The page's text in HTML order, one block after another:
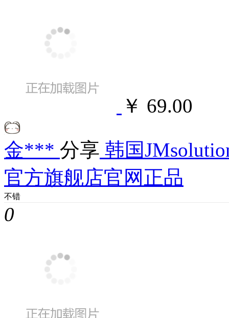
￥ 69.00
金*** 分享 韩国
官方旗舰店官网正品
不错
0